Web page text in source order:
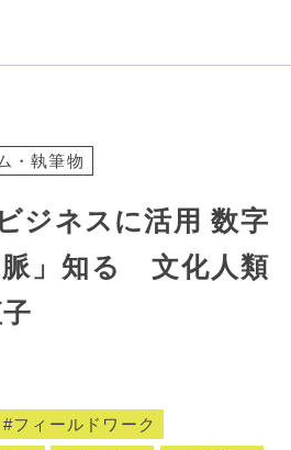
・執筆物
ジネスに活用 数字
脈」知る 文化人類
フィールドワーク